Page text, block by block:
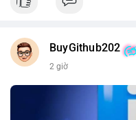
BuyGithub202
2 giờ